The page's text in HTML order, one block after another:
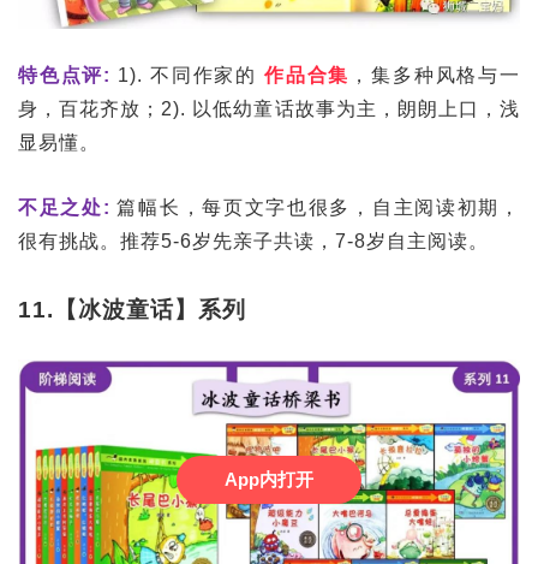
特色点评: 1). 不同作家的 作品合集 ，集多种风格与一
身，百花齐放；2). 以低幼童话故事为主，朗朗上口，浅
显易懂。
不足之处:篇幅长，每页文字也很多，自主阅读初期，
很有挑战。推荐5-6岁先亲子共读，7-8岁自主阅读。
11.【冰波童话】系列
App内打开